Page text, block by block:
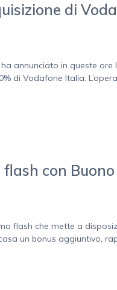
di
annunciato in queste
di Vodafone Italia.
con
flash che mette a
un bonus aggiuntivo,